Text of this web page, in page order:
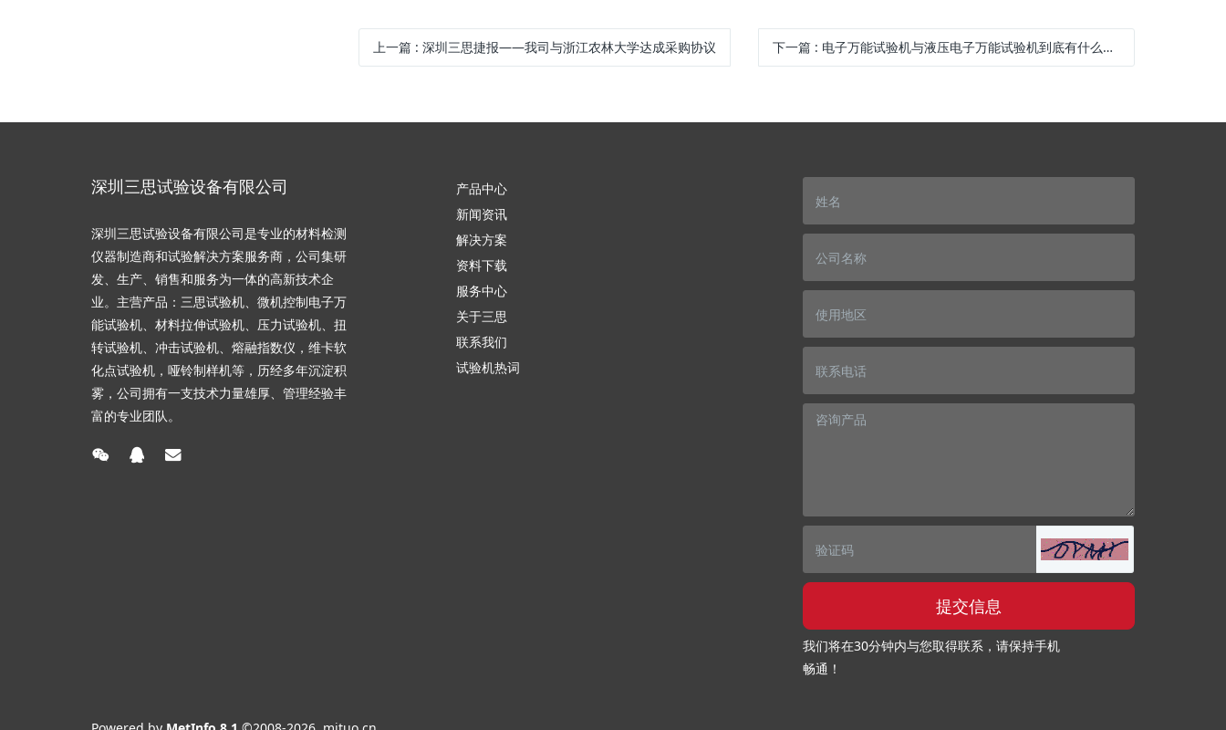
上一篇: 深圳三思捷报——我司与浙江农林大学达成采购协议 下一篇 : 电子万能试验机与液压电子万能试验机到底有什么区别？应该怎么选？
深圳三思试验设备有限公司
深圳三思试验设备有限公司是专业的材料检测
仪器制造商和试验解决方案服务商，公司集研
发、生产、销售和服务为一体的高新技术企
业。主营产品：三思试验机、微机控制电子万
能试验机、材料拉伸试验机、压力试验机、扭
转试验机、冲击试验机、熔融指数仪，维卡软
化点试验机，哑铃制样机等，历经多年沉淀积
雾，公司拥有一支技术力量雄厚、管理经验丰
富的专业团队。
产品中心
新闻资讯
解决方案
资料下载
服务中心
关于三思
联系我们
试验机热词
提交信息
我们将在30分钟内与您取得联系，请保持手机
畅通！